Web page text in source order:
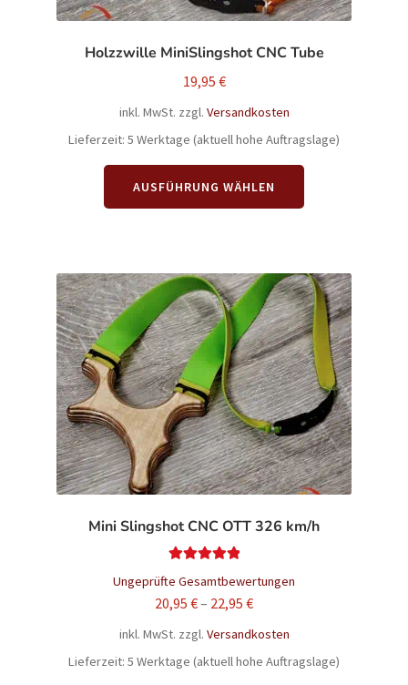
Holzzwille MiniSlingshot CNC Tube
19,95 €
inkl. MwSt. zzgl. Versandkosten
Lieferzeit: 5 Werktage (aktuell hohe Auftragslage)
AUSFÜHRUNG WÄHLEN
Dieses
weist
auf.
Die
Optionen
können
auf
der
Produktseite
gewählt
werden
Mini Slingshot CNC OTT 326 km/h
Ungeprüfte Gesamtbewertungen
20,95 €– 22,95 €
inkl. MwSt. zzgl. Versandkosten
Lieferzeit: 5 Werktage (aktuell hohe Auftragslage)